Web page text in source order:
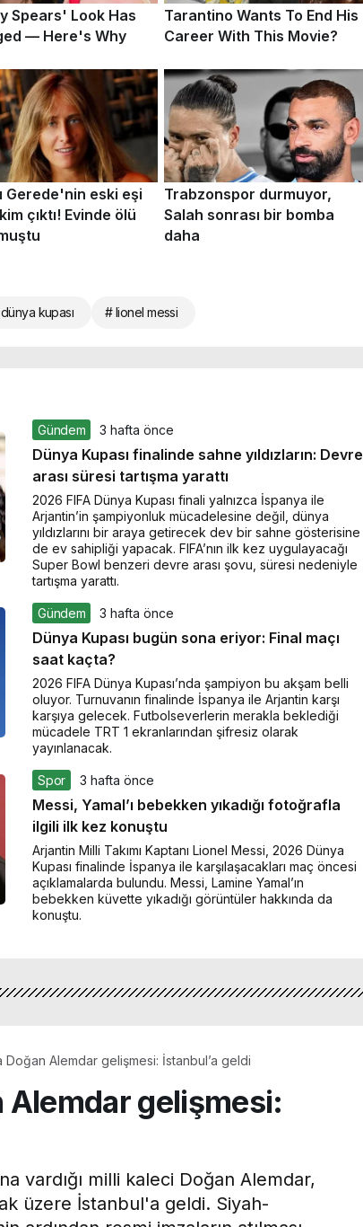
kupası # lionel messi
Gündem 3 hafta önce
Dünya Kupası finalinde sahne yıldızların: Devre
arası süresi tartışma yarattı
2026 FIFA Dünya Kupası finali yalnızca İspanya ile
Arjantin’in şampiyonluk mücadelesine değil, dünya
yıldızlarını bir araya getirecek dev bir sahne gösterisine
de ev sahipliği yapacak. FIFA’nın ilk kez uygulayacağı
Super Bowl benzeri devre arası şovu, süresi nedeniyle
tartışma yarattı.
Gündem 3 hafta önce
Dünya Kupası bugün sona eriyor: Final maçı
saat kaçta?
2026 FIFA Dünya Kupası’nda şampiyon bu akşam belli
oluyor. Turnuvanın finalinde İspanya ile Arjantin karşı
karşıya gelecek. Futbolseverlerin merakla beklediği
mücadele TRT 1 ekranlarından şifresiz olarak
yayınlanacak.
Spor 3 hafta önce
Messi, Yamal’ı bebekken yıkadığı fotoğrafla
ilgili ilk kez konuştu
Arjantin Milli Takımı Kaptanı Lionel Messi, 2026 Dünya
Kupası finalinde İspanya ile karşılaşacakları maç öncesi
açıklamalarda bulundu. Messi, Lamine Yamal’ın
bebekken küvette yıkadığı görüntüler hakkında da
konuştu.
Doğan Alemdar gelişmesi: İstanbul’a geldi
Alemdar gelişmesi:
vardığı milli kaleci Doğan Alemdar,
üzere İstanbul'a geldi. Siyah-